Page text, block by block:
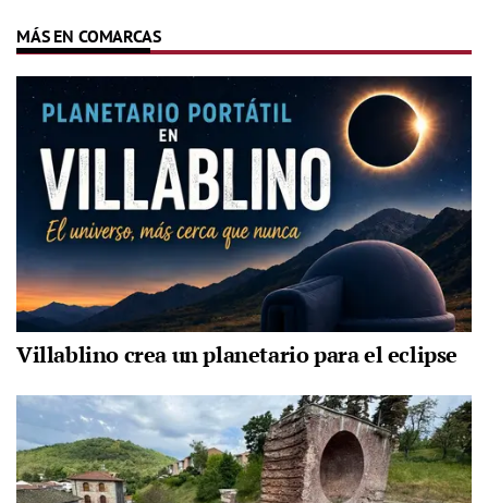
MÁS EN COMARCAS
Villablino crea un planetario para el eclipse